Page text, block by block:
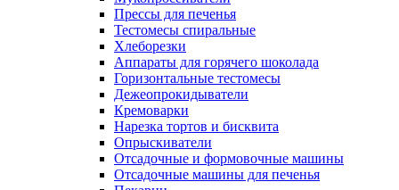
Прессы для печенья
Тестомесы спиральные
Хлеборезки
Аппараты для горячего шоколада
Горизонтальные тестомесы
Дежеопрокидыватели
Кремоварки
Нарезка тортов и бисквита
Опрыскиватели
Отсадочные и формовочные машины
Отсадочные машины для печенья